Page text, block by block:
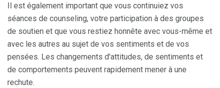
Il est également important que vous continuiez vos
séances de counseling, votre participation à des groupes
de soutien et que vous restiez honnête avec vous-même et
avec les autres au sujet de vos sentiments et de vos
pensées. Les changements d'attitudes, de sentiments et
de comportements peuvent rapidement mener à une
rechute.